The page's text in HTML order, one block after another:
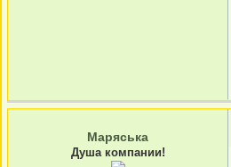
Маряська
Душа компании!